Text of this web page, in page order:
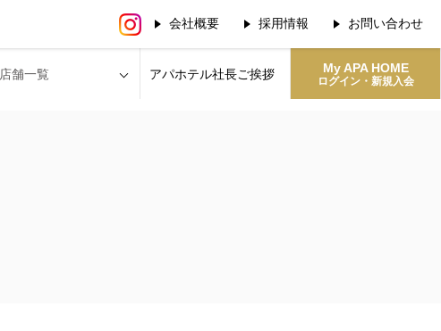
会社概要 採用情報 お問い合わせ
店舗一覧 アパホテル社長ご挨拶 My APA HOME
ログイン・新規入会